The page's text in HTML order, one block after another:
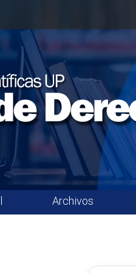
Archivos